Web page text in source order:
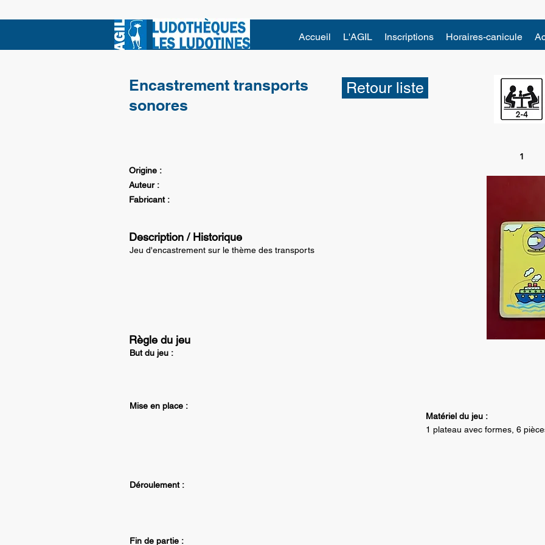
Accueil L'AGIL Inscriptions Horaires-canicule
Encastrement transports
sonores
Retour liste
Origine :
Auteur :
Fabricant :
Description / Historique
Jeu d'encastrement sur le thème des transports
Règle du jeu
But du jeu :
1
Mise en place :
Déroulement :
Matériel du jeu :
1 plateau avec formes, 6
Fin de partie :